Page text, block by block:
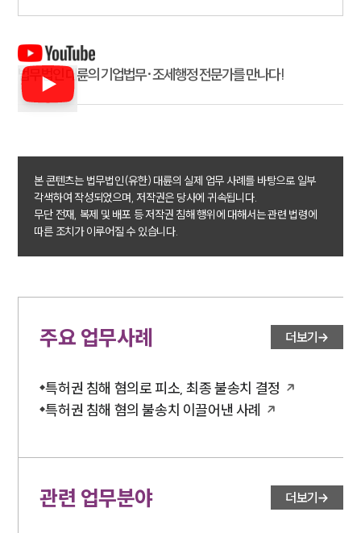
법무법인 대륜의 기업법무·조세행정 전문가를 만나다!
본 콘텐츠는 법무법인(유한) 대륜의 실제 업무 사례를 바탕으로 일부
각색하여 작성되었으며, 저작권은 당사에 귀속됩니다.
무단 전재, 복제 및 배포 등 저작권 침해 행위에 대해서는 관련 법령에
따른 조치가 이루어질 수 있습니다.
주요 업무사례 더보기
특허권 침해 혐의로 피소, 최종 불송치 결정
특허권 침해 혐의 불송치 이끌어낸 사례
관련 업무분야 더보기